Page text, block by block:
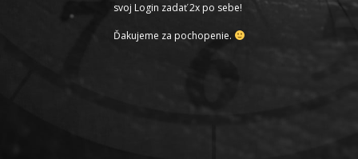
svoj Login zadať 2x po sebe!
Ďakujeme za pochopenie.